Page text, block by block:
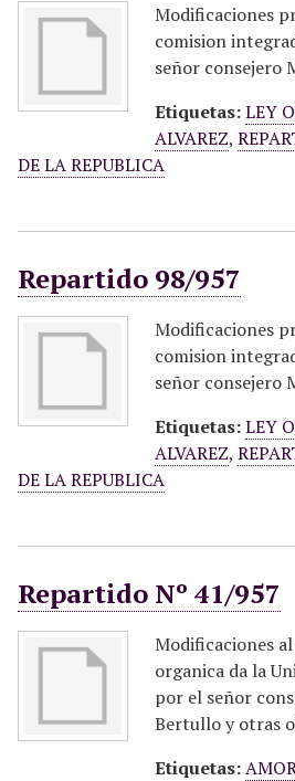
Modificaciones
comision
señor consejero
Etiquetas:LEY
ALVAREZ,
DE LA REPUBLICA
Repartido 98/957
Modificaciones
comision
señor consejero
Etiquetas:LEY
ALVAREZ,
DE LA REPUBLICA
Repartido Nº 41/957
Modificaciones
organica da la
por el señor
Bertullo y otras
Etiquetas: